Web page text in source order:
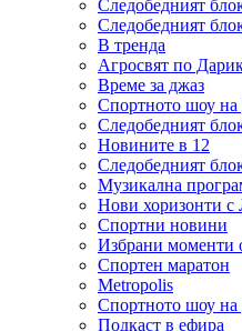
Следобедният
Следобедният
В тренда
Агросвят по
Време за джаз
Спортното шоу
Следобедният
Новините в 12
Следобедният
Музикална
Нови хоризонти с
Спортни новини
Избрани моменти
Спортен маратон
Metropolis
Спортното шоу на
Подкаст в ефира